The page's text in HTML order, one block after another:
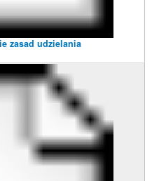
zasad udzielania